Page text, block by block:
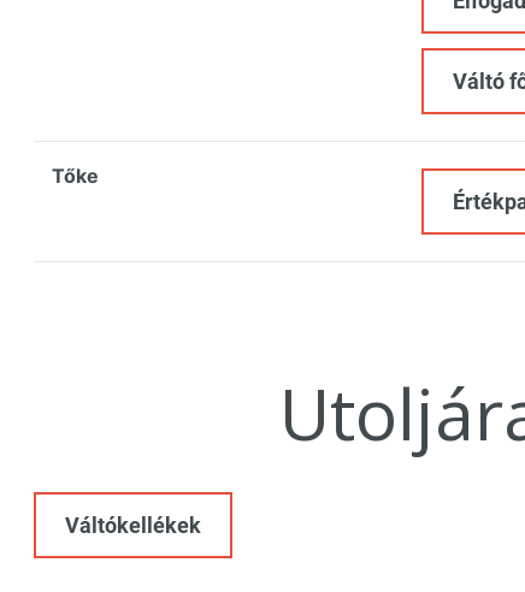
Váltó
Tőke
Váltókellékek